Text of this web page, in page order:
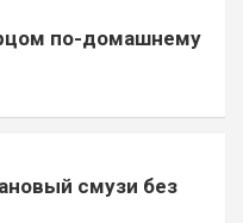
по-домашнему
смузи без